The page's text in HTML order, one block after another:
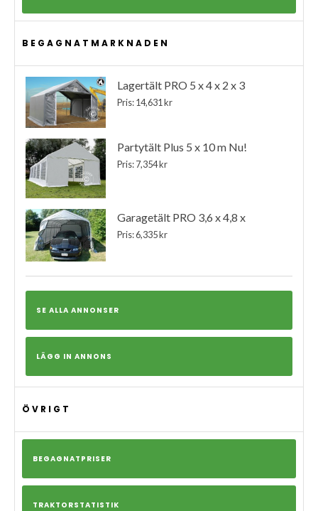
BEGAGNATMARKNADEN
Lagertält PRO 5 x 4 x 2 x 3
Pris: 14,631 kr
Partytält Plus 5 x 10 m Nu!
Pris: 7,354 kr
Garagetält PRO 3,6 x 4,8 x
Pris: 6,335 kr
SE ALLA ANNONSER
LÄGG IN ANNONS
ÖVRIGT
BEGAGNATPRISER
TRAKTORSTATISTIK